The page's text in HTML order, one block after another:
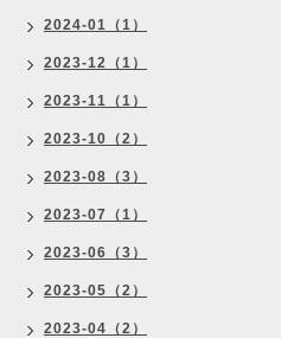
2024-01（1）
2023-12（1）
2023-11（1）
2023-10（2）
2023-08（3）
2023-07（1）
2023-06（3）
2023-05（2）
2023-04（2）